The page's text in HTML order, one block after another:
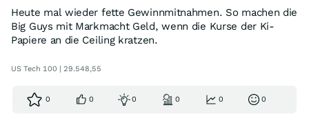
Heute mal wieder fette Gewinnmitnahmen. So machen die
Big Guys mit Markmacht Geld, wenn die Kurse der Ki-
Papiere an die Ceiling kratzen.
US Tech 100 | 29.548,55
0 0 0 0 0 0